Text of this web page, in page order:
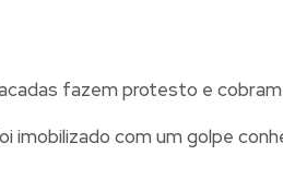
com um golpe